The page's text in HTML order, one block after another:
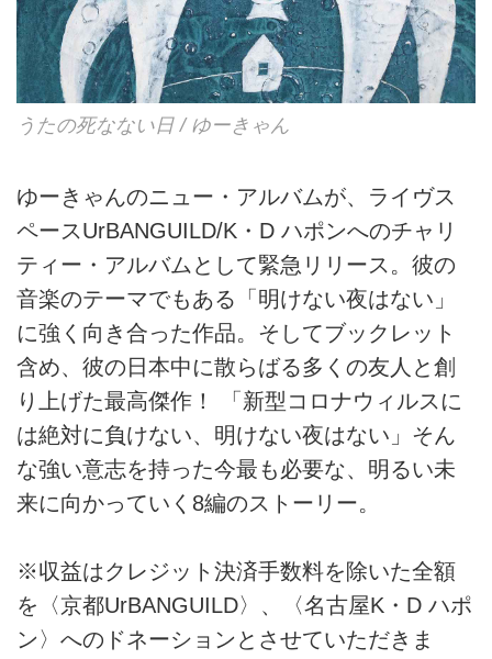
うたの死なない日 / ゆーきゃん
ゆーきゃんのニュー・アルバムが、ライヴス
ペースUrBANGUILD/K・D ハポンへのチャリ
ティー・アルバムとして緊急リリース。彼の
音楽のテーマでもある「明けない夜はない」
に強く向き合った作品。そしてブックレット
含め、彼の日本中に散らばる多くの友人と創
り上げた最高傑作！ 「新型コロナウィルスに
は絶対に負けない、明けない夜はない」そん
な強い意志を持った今最も必要な、明るい未
来に向かっていく8編のストーリー。
※収益はクレジット決済手数料を除いた全額
を〈京都UrBANGUILD〉、〈名古屋K・D ハポ
ン〉へのドネーションとさせていただきま